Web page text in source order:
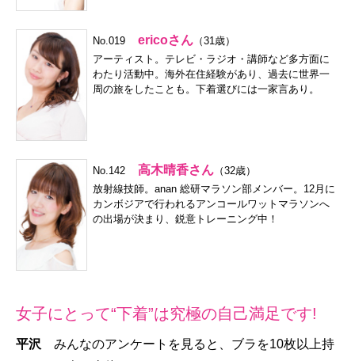
No.019 ericoさん （31歳）
アーティスト。テレビ・ラジオ・講師など多方面に
わたり活動中。海外在住経験があり、過去に世界一
周の旅をしたことも。下着選びには一家言あり。
No.142 高木晴香さん （32歳）
放射線技師。anan 総研マラソン部メンバー。12月に
カンボジアで行われるアンコールワットマラソンへ
の出場が決まり、鋭意トレーニング中！
女子にとって“下着”は究極の自己満足です!
平沢 みんなのアンケートを見ると、ブラを10枚以上持